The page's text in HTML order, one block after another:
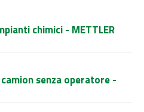
chimici - METTLER
senza operatore -